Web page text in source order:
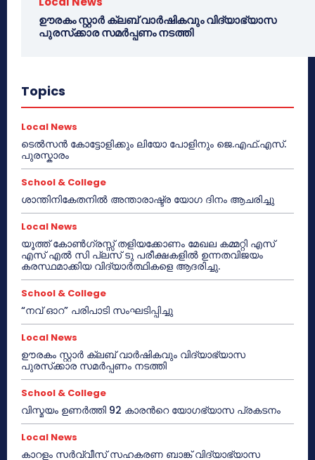
ഊരകം സ്റ്റാർ ക്ലബ് വാർഷികവും വിദ്യാഭ്യാസ
പുരസ്‌ക്കാര സമർപ്പണം നടത്തി
Topics
Local News
ടെൽസൻ കോട്ടോളിക്കും ലിയോ പോളിനും ജെ.എഫ്.എസ്.
പുരസ്കാരം
School & College
ശാന്തിനികേതനിൽ അന്താരാഷ്ട്ര യോഗ ദിനം ആചരിച്ചു
Local News
യൂത്ത് കോൺഗ്രസ്സ് തളിയക്കോണം മേഖല കമ്മറ്റി എസ്
എസ് എൽ സി പ്ലസ് ടു പരീക്ഷകളിൽ ഉന്നതവിജയം
കരസ്ഥമാക്കിയ വിദ്യാർത്ഥികളെ ആദരിച്ചു.
School & College
“നവ് ഓറ” പരിപാടി സംഘടിപ്പിച്ചു
Local News
ഊരകം സ്റ്റാർ ക്ലബ് വാർഷികവും വിദ്യാഭ്യാസ
പുരസ്‌ക്കാര സമർപ്പണം നടത്തി
School & College
വിസ്മയം ഉണർത്തി 92 കാരൻറെ യോഗഭ്യാസ പ്രകടനം
Local News
കാറളം സർവ്വീസ് സഹകരണ ബാങ്ക് വിദ്യാഭ്യാസ